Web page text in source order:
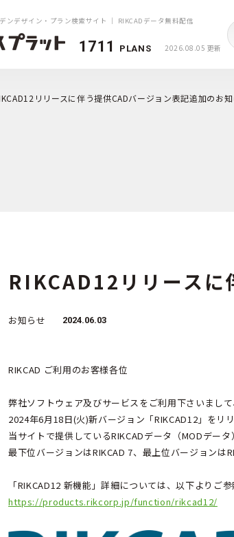
ンデザイン・プラン検索サイト ｜ RIKCADデータ無料配信
1711 PLANS 2026.08.05 更新
リリースに伴う提供CADバージョン表記追加のお
RIKCAD12リリースに
お知らせ 2024.06.03
RIKCAD ご利用のお客様各位
弊社ソフトウェア及びサービスをご利用下さいまして
2024年6月18日(火)新バージョン「RIKCAD12」をリ
当サイトで提供しているRIKCADデータ（MODデー
最下位バージョンはRIKCAD 7、 最上位バージョンは
「RIKCAD12 新機能」詳細については、以下よりご参
https://products.rikcorp.jp/function/rikcad12/